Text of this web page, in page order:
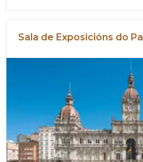
Sala de Exposicións do